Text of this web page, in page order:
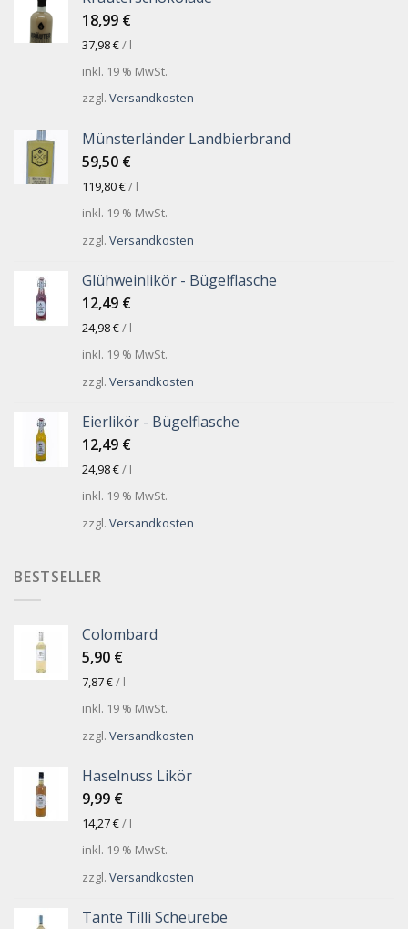
18,99 €
37,98€/ l
inkl. 19 % MwSt.
zzgl. Versandkosten
Münsterländer Landbierbrand
59,50 €
119,80€/ l
inkl. 19 % MwSt.
zzgl. Versandkosten
Glühweinlikör - Bügelflasche
12,49 €
24,98€/ l
inkl. 19 % MwSt.
zzgl. Versandkosten
Eierlikör - Bügelflasche
12,49 €
24,98€/ l
inkl. 19 % MwSt.
zzgl. Versandkosten
BESTSELLER
Colombard
5,90 €
7,87€/ l
inkl. 19 % MwSt.
zzgl. Versandkosten
Haselnuss Likör
9,99 €
14,27€/ l
inkl. 19 % MwSt.
zzgl. Versandkosten
Tante Tilli Scheurebe